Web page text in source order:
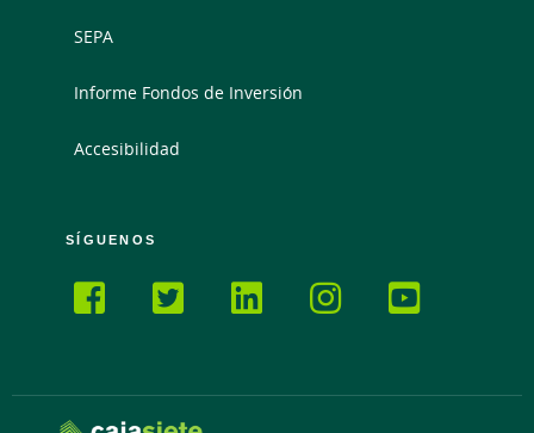
SEPA
Informe Fondos de Inversión
Accesibilidad
SÍGUENOS